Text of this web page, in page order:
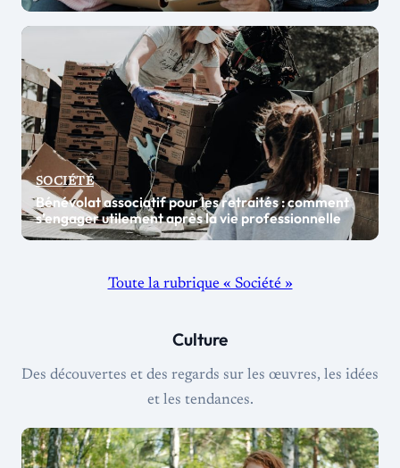
SOCIÉTÉ
Bénévolat associatif pour les retraités : comment
s’engager utilement après la vie professionnelle
Toute la rubrique « Société »
Culture
Des découvertes et des regards sur les œuvres, les idées
et les tendances.